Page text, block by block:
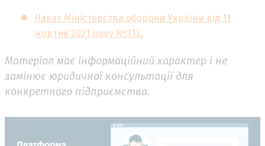
Наказ Міністерства оборони України від 11
жовтня 2021 року №313.
Матеріал має інформаційний характер і не
замінює юридичної консультації для
конкретного підприємства.